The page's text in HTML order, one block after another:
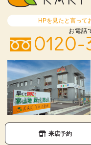
号等）を取得いたしますが、
いただきます。
(1) 不動産についてのサービ
(2) 不動産についてのサービ
(3) 不動産についてのサービ
(4) ウェブサイトシステム管
す。）への提供。
(5) その他上記(1)から(4)に附
なお、当社は、サイト管理会
お客様の個人データをサイト
サイト管理会社は、そのサ
HPを見たと言って
お電話
0120-
来店予約